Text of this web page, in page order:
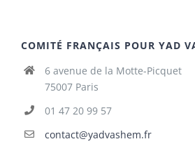
COMITÉ FRANÇAIS POUR YAD
6 avenue de la Motte-Picquet
75007 Paris
01 47 20 99 57
contact@yadvashem.fr